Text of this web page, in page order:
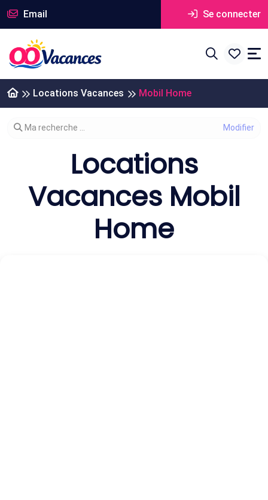
Email Se connecter
Locations Vacances Mobil Home
Modifier votre recherche
Ma recherche ...
Locations
Vacances Mobil
Home